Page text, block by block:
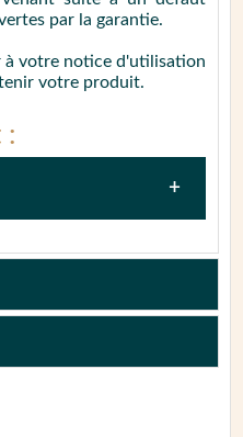
par la garantie.
à votre notice d'utilisation
votre produit.
:
charge de votre
essayer de
vous reportant à la
d'informations